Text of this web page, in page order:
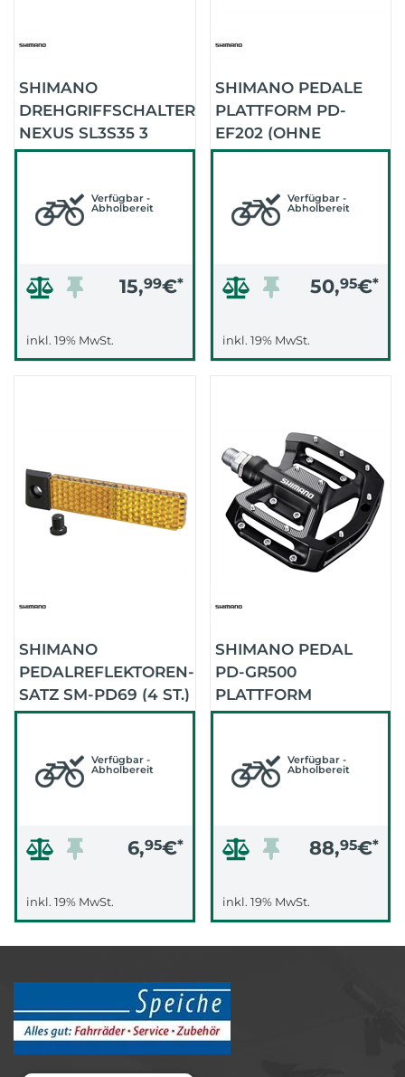
SHIMANO
DREHGRIFFSCHALTER
NEXUS SL3S35 3
GANG (SCHWARZ)
Verfügbar -
Abholbereit
15,99€*
inkl. 19% MwSt.
SHIMANO PEDALE
PLATTFORM PD-
EF202 (OHNE
REFLEKTOREN)
Verfügbar -
Abholbereit
50,95€*
inkl. 19% MwSt.
SHIMANO
PEDALREFLEKTOREN-
SATZ SM-PD69 (4 ST.)
(SCHWARZ)
Verfügbar -
Abholbereit
6,95€*
inkl. 19% MwSt.
SHIMANO PEDAL
PD-GR500
PLATTFORM
(SCHWARZ)
Verfügbar -
Abholbereit
88,95€*
inkl. 19% MwSt.